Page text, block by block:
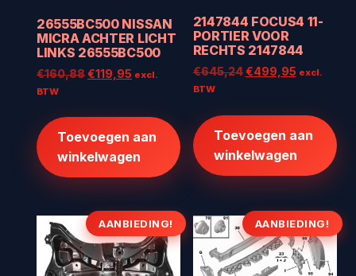
26555BC500 NISSAN
MICRA ACHTER LICHT
LINKS 26555BC500
€160,88Oorspronkelijke
€119,95 Huidige
€119,95.
excl.
BTW
Toevoegen aan
winkelwagen
2147844 FOCUS4 11-
PORTIER VOOR
RECHTS 2147844
€645,24 Oorspronkelijke
€499,95Huidige
€499,95.
excl.
BTW
Toevoegen aan
winkelwagen
AANBIEDING! AANBIEDING!